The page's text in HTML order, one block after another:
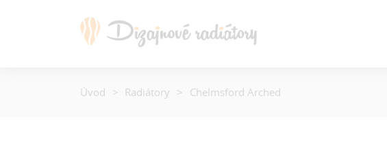
Úvod Radiátory Chelmsford Arched